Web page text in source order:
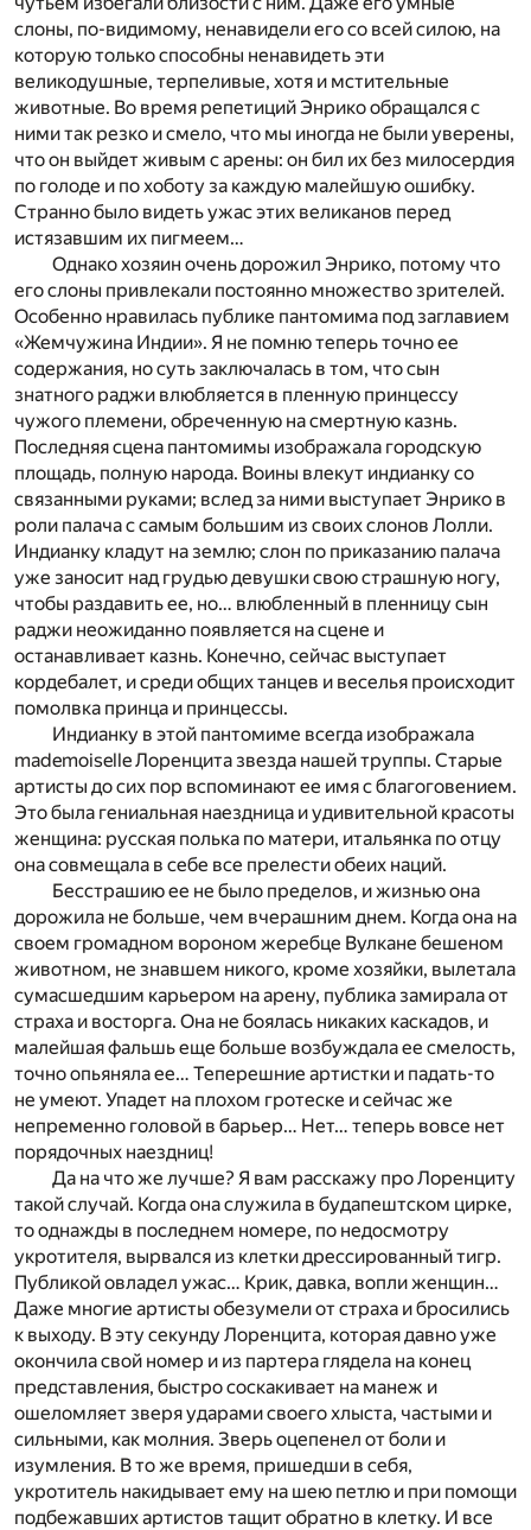
слоны, по-видимому, ненавидели его со всей силою, на
которую только способны ненавидеть эти
великодушные, терпеливые, хотя и мстительные
животные. Во время репетиций Энрико обращался с
ними так резко и смело, что мы иногда не были уверены,
что он выйдет живым с арены: он бил их без милосердия
по голоде и по хоботу за каждую малейшую ошибку.
Странно было видеть ужас этих великанов перед
истязавшим их пигмеем…
Однако хозяин очень дорожил Энрико, потому что
его слоны привлекали постоянно множество зрителей.
Особенно нравилась публике пантомима под заглавием
«Жемчужина Индии». Я не помню теперь точно ее
содержания, но суть заключалась в том, что сын
знатного раджи влюбляется в пленную принцессу
чужого племени, обреченную на смертную казнь.
Последняя сцена пантомимы изображала городскую
площадь, полную народа. Воины влекут индианку со
связанными руками; вслед за ними выступает Энрико в
роли палача с самым большим из своих слонов Лолли.
Индианку кладут на землю; слон по приказанию палача
уже заносит над грудью девушки свою страшную ногу,
чтобы раздавить ее, но… влюбленный в пленницу сын
раджи неожиданно появляется на сцене и
останавливает казнь. Конечно, сейчас выступает
кордебалет, и среди общих танцев и веселья происходит
помолвка принца и принцессы.
Индианку в этой пантомиме всегда изображала
mademoiselle Лоренцита звезда нашей труппы. Старые
артисты до сих пор вспоминают ее имя с благоговением.
Это была гениальная наездница и удивительной красоты
женщина: русская полька по матери, итальянка по отцу
она совмещала в себе все прелести обеих наций.
Бесстрашию ее не было пределов, и жизнью она
дорожила не больше, чем вчерашним днем. Когда она на
своем громадном вороном жеребце Вулкане бешеном
животном, не знавшем никого, кроме хозяйки, вылетала
сумасшедшим карьером на арену, публика замирала от
страха и восторга. Она не боялась никаких каскадов, и
малейшая фальшь еще больше возбуждала ее смелость,
точно опьяняла ее… Теперешние артистки и падать-то
не умеют. Упадет на плохом гротеске и сейчас же
непременно головой в барьер… Нет… теперь вовсе нет
порядочных наездниц!
Да на что же лучше? Я вам расскажу про Лоренциту
такой случай. Когда она служила в будапештском цирке,
то однажды в последнем номере, по недосмотру
укротителя, вырвался из клетки дрессированный тигр.
Публикой овладел ужас… Крик, давка, вопли женщин…
Даже многие артисты обезумели от страха и бросились
к выходу. В эту секунду Лоренцита, которая давно уже
окончила свой номер и из партера глядела на конец
представления, быстро соскакивает на манеж и
ошеломляет зверя ударами своего хлыста, частыми и
сильными, как молния. Зверь оцепенел от боли и
изумления. В то же время, пришедши в себя,
укротитель накидывает ему на шею петлю и при помощи
подбежавших артистов тащит обратно в клетку. И все